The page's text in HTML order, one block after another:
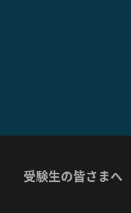
受験生の皆さまへ